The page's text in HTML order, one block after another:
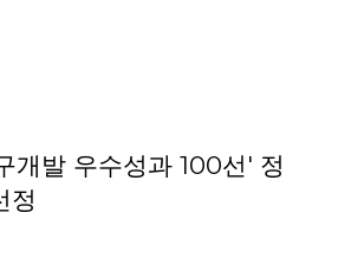
개발 우수성과 100선' 정
정